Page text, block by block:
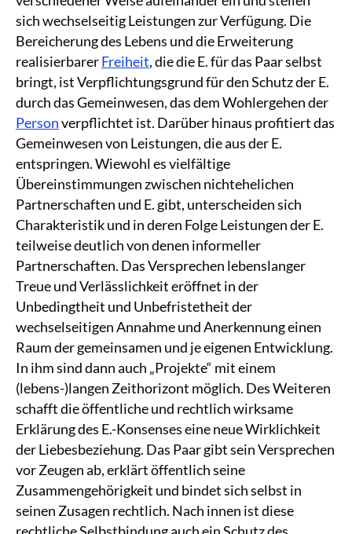
sich wechselseitig Leistungen zur Verfügung. Die
Bereicherung des Lebens und die Erweiterung
realisierbarerFreiheit, die die E. für das Paar selbst
bringt, ist Verpflichtungsgrund für den Schutz der E.
durch das Gemeinwesen, das dem Wohlergehen der
Personverpflichtet ist. Darüber hinaus profitiert das
Gemeinwesen von Leistungen, die aus der E.
entspringen. Wiewohl es vielfältige
Übereinstimmungen zwischen nichtehelichen
Partnerschaften und E. gibt, unterscheiden sich
Charakteristik und in deren Folge Leistungen der E.
teilweise deutlich von denen informeller
Partnerschaften. Das Versprechen lebenslanger
Treue und Verlässlichkeit eröffnet in der
Unbedingtheit und Unbefristetheit der
wechselseitigen Annahme und Anerkennung einen
Raum der gemeinsamen und je eigenen Entwicklung.
In ihm sind dann auch „Projekte“ mit einem
(lebens-)langen Zeithorizont möglich. Des Weiteren
schafft die öffentliche und rechtlich wirksame
Erklärung des E.-Konsenses eine neue Wirklichkeit
der Liebesbeziehung. Das Paar gibt sein Versprechen
vor Zeugen ab, erklärt öffentlich seine
Zusammengehörigkeit und bindet sich selbst in
seinen Zusagen rechtlich. Nach innen ist diese